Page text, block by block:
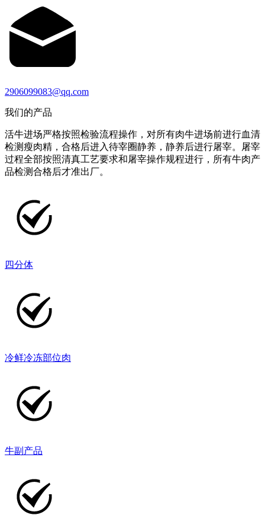
2906099083@qq.com
我们的产品
活牛进场严格按照检验流程操作，对所有肉牛进场前进行血清
检测瘦肉精，合格后进入待宰圈静养，静养后进行屠宰。屠宰
过程全部按照清真工艺要求和屠宰操作规程进行，所有牛肉产
品检测合格后才准出厂。
四分体
冷鲜冷冻部位肉
牛副产品